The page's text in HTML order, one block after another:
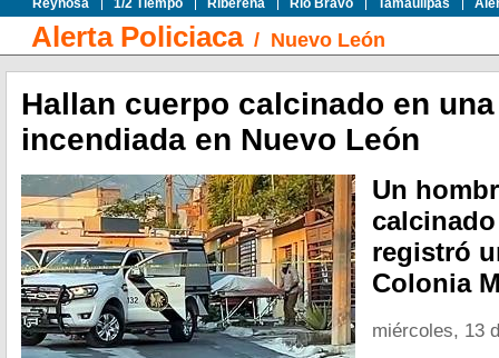
Reynosa
1/2 Tiempo Ribereña Rio Bravo Tamaulipas
Alerta Policiaca/ Nuevo León
Hallan cuerpo calcinado en
incendiada en Nuevo León
Un
registró
Colonia
miércoles, 13